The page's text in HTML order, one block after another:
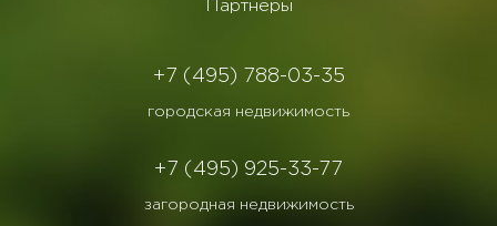
Партнеры
+7 (495) 788-03-35
городская недвижимость
+7 (495) 925-33-77
загородная недвижимость